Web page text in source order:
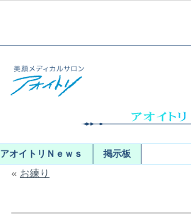
アオイトリＮｅｗｓ 掲示板
« お練り